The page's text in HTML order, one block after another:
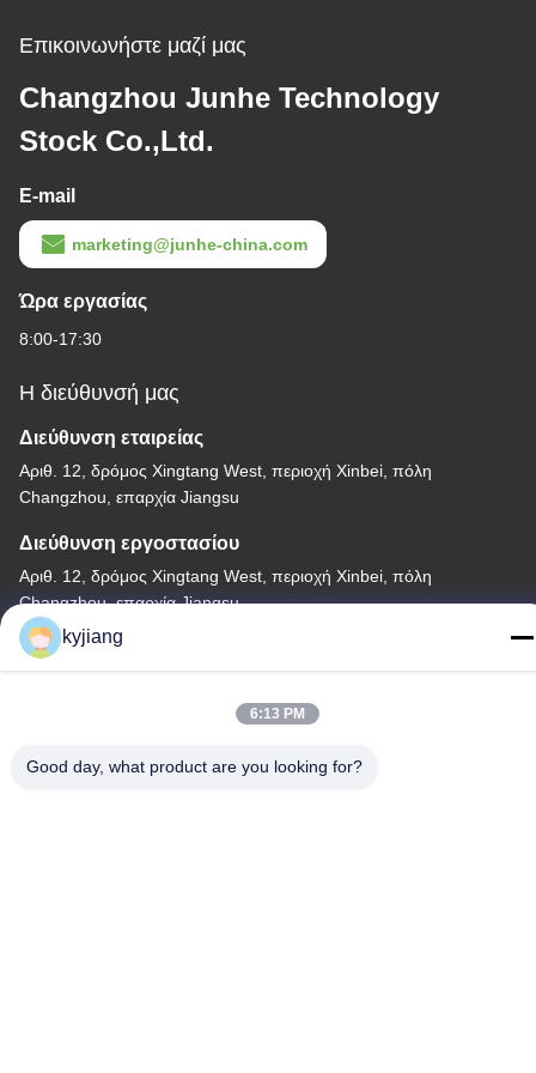
Επικοινωνήστε μαζί μας
Changzhou Junhe Technology
Stock Co.,Ltd.
E-mail
marketing@junhe-china.com
Ώρα εργασίας
8:00-17:30
Η διεύθυνσή μας
Διεύθυνση εταιρείας
Αριθ. 12, δρόμος Xingtang West, περιοχή Xinbei, πόλη
Changzhou, επαρχία Jiangsu
Διεύθυνση εργοστασίου
Αριθ. 12, δρόμος Xingtang West, περιοχή Xinbei, πόλη
Changzhou, επαρχία Jiangsu
τηλ
kyjiang
6:13 PM
Good day, what product are you looking for?